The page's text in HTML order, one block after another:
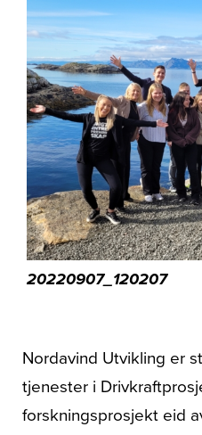
20220907_120207
Nordavind Utvikling er
tjenester i
forskningsprosjekt eid